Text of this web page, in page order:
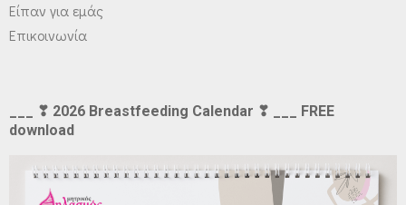
Είπαν για εμάς
Επικοινωνία
___ ❣ 2026 Breastfeeding Calendar ❣ ___ FREE
download